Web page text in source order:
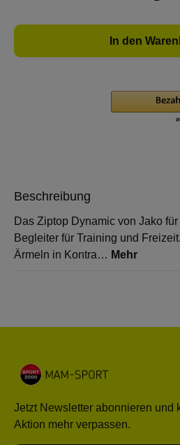
In den
Beschreibung
Das Ziptop Dynamic von Jako
Begleiter für Training und
Ärmeln in Kontra… Mehr
Jetzt Newsletter abonnieren und
Aktion mehr verpassen.